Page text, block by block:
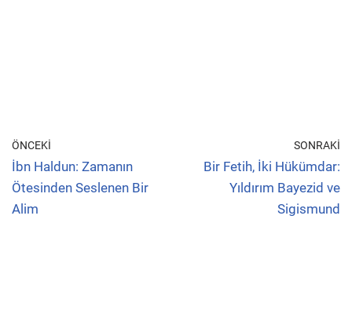
ÖNCEKI
İbn Haldun: Zamanın
Ötesinden Seslenen Bir
Alim
SONRAKI
Bir Fetih, İki Hükümdar:
Yıldırım Bayezid ve
Sigismund